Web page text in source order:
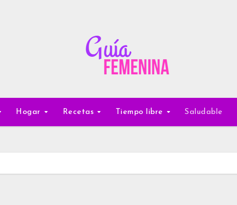
Hogar Recetas Tiempo libre Saludable